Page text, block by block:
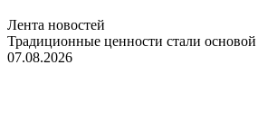
Лента новостей
Традиционные ценности стали основой
07.08.2026